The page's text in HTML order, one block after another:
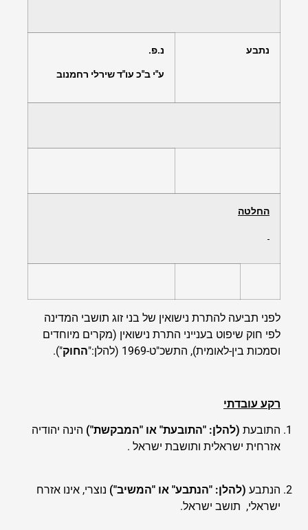
נתבע נ.פ.
ע"י ב"כ עו"ד שירלי רחמנוב
החלטה
לפני תביעה להתרת נישואין של בני זוג תושבי המדינה
לפי חוק שיפוט בענייני התרת נישואין (מקרים מיוחדים
וסמכות בין-לאומית), התשכ"ט-1969 (להלן:"
החוק").
רקע עובדתי
התובעת (להלן: "התובעת" או "המבקשת") הינה יהודיה
אזרחית ישראלית ותושבת ישראל .
הנתבע (להלן: "הנתבע" או "המשיב") נוצרי, אינו אזרח
ישראלי, תושב ישראל.